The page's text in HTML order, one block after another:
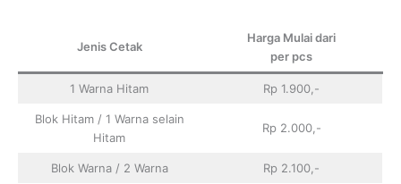
Jenis Cetak
Harga Mulai dari
per pcs
1 Warna Hitam Rp 1.900,-
Blok Hitam / 1 Warna selain
Hitam
Rp 2.000,-
Blok Warna / 2 Warna Rp 2.100,-